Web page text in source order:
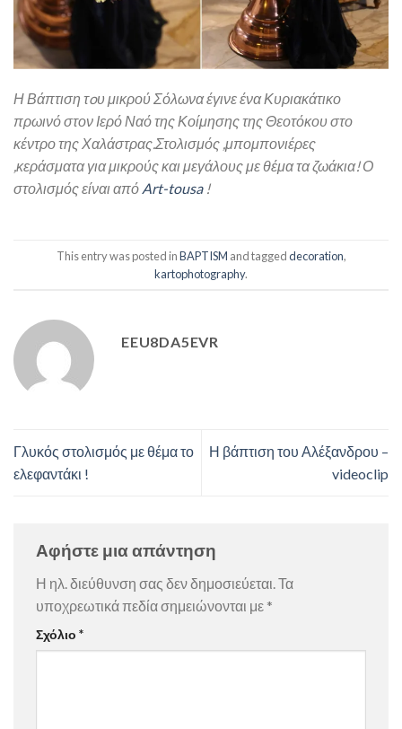
Η Βάπτιση τoυ μικρού Σόλωνα έγινε ένα Κυριακάτικο
πρωινό στον Ιερό Ναό της Κοίμησης της Θεοτόκου στο
κέντρο της Χαλάστρας.Στολισμός ,μπομπονιέρες
,κεράσματα για μικρούς και μεγάλους με θέμα τα ζωάκια! Ο
στολισμός είναι από Art-tousa!
This entry was posted inBAPTISM and taggeddecoration,
kartophotography.
EEU8DA5EVR
Γλυκός στολισμός με θέμα το
ελεφαντάκι !
Η βάπτιση του Αλέξανδρου –
videoclip
Αφήστε μια απάντηση
Η ηλ. διεύθυνση σας δεν δημοσιεύεται.Τα
υποχρεωτικά πεδία σημειώνονται με *
Σχόλιο *